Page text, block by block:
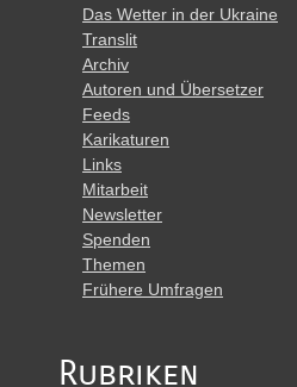
Das Wetter in der Ukraine
Translit
Archiv
Autoren und Übersetzer
Feeds
Karikaturen
Links
Mitarbeit
Newsletter
Spenden
Themen
Frühere Umfragen
Rubriken